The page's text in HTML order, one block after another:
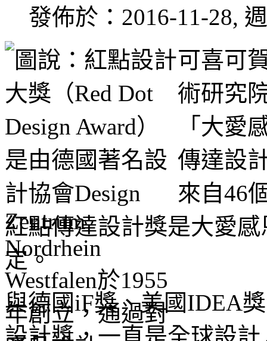
發佈於：2016-11-28,
可喜可
術研究
「大愛
傳達設
來自46
紅點傳達設計獎是大愛
定。
與德國iF獎、美國IDEA
設計獎，一直是全球設